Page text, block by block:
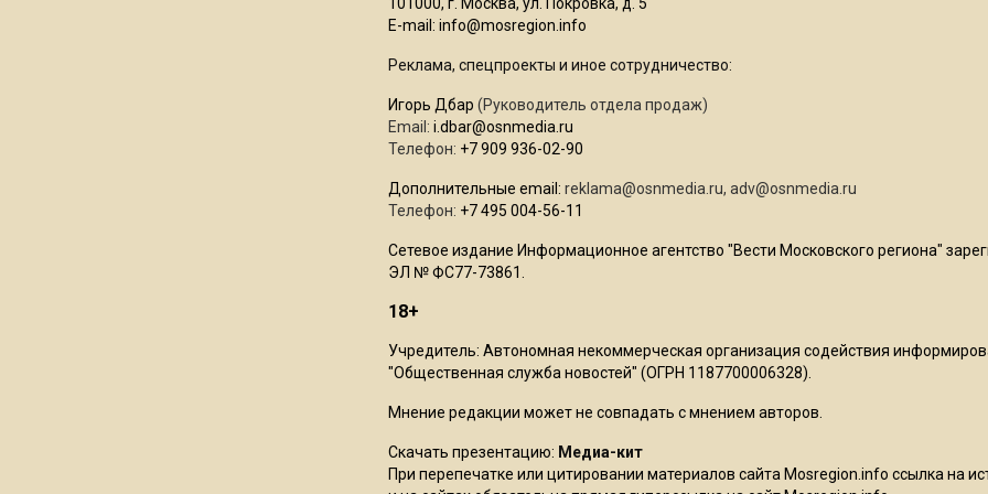
E-mail: info@mosregion.info
Реклама, спецпроекты и иное сотрудничество:
Игорь Дбар (Руководитель отдела продаж)
Email: i.dbar@osnmedia.ru
Телефон: +7 909 936-02-90
Дополнительные email: reklama@osnmedia.ru, adv@osnmedia.ru
Телефон: +7 495 004-56-11
Сетевое издание Информационное агентство "Вести Московского региона"
ЭЛ № ФС77-73861.
18+
Учредитель: Автономная некоммерческая организация содействия
"Общественная служба новостей" (ОГРН 1187700006328).
Мнение редакции может не совпадать с мнением авторов.
Скачать презентацию: Медиа-кит
При перепечатке или цитировании материалов сайта Mosregion.info ссылка на